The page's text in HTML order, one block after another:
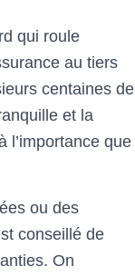
qui roule
au tiers
centaines de
et la
l’importance que
ou des
conseillé de
On